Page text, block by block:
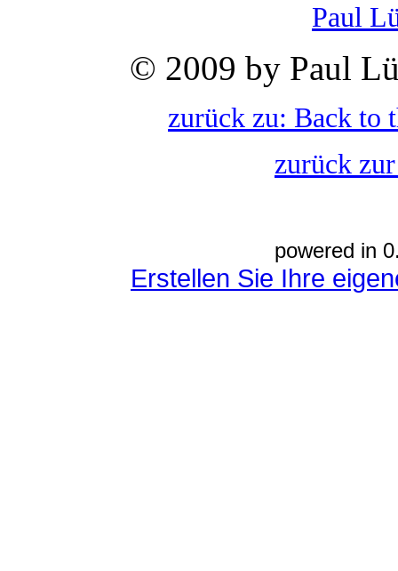
Paul
© 2009 by Paul
zurück zu: Back to
zurück
powered in
Erstellen Sie Ihre